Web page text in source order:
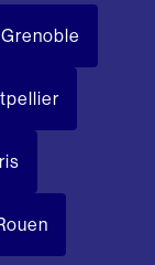
Grenoble